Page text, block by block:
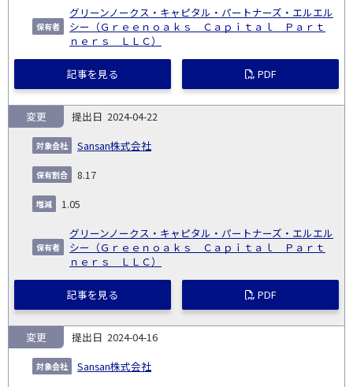
グリーンノークス・キャピタル・パートナーズ・エルエル
シー（Ｇｒｅｅｎｏａｋｓ Ｃａｐｉｔａｌ Ｐａｒｔ
ｎｅｒｓ ＬＬＣ）
記事を見る PDF
2024-04-22
Sansan株式会社
変更
8.17
1.05
グリーンノークス・キャピタル・パートナーズ・エルエル
シー（Ｇｒｅｅｎｏａｋｓ Ｃａｐｉｔａｌ Ｐａｒｔ
ｎｅｒｓ ＬＬＣ）
記事を見る PDF
2024-04-16
Sansan株式会社
変更